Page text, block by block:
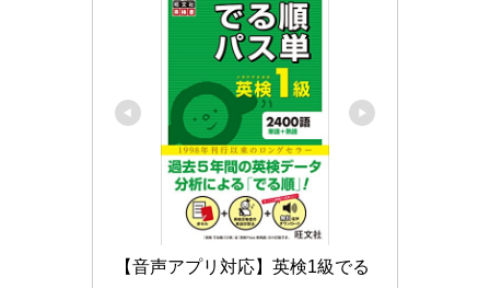
【音声アプリ対応】英検1級でる